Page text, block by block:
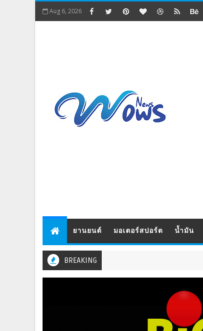
Aug 6, 2026
ยานยนต์ มอเตอร์สปอร์ต น้ำมัน
BREAKING